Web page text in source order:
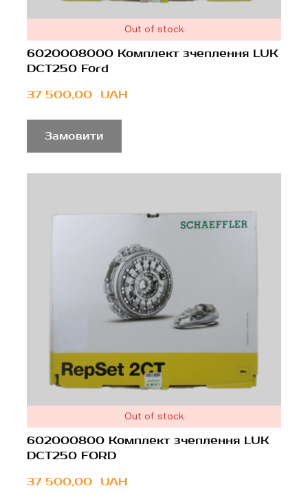
Out of stock
6020008000 Комплект зчеплення LUK
DCT250 Ford
37 500,00  UAH
Замовити
Out of stock
602000800 Комплект зчеплення LUK
DCT250 FORD
37 500,00  UAH